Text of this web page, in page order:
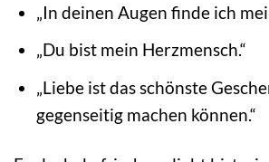
„In deinen Augen finde ich
„Du bist mein Herzmensch.“
„Liebe ist das schönste
gegenseitig machen können.“